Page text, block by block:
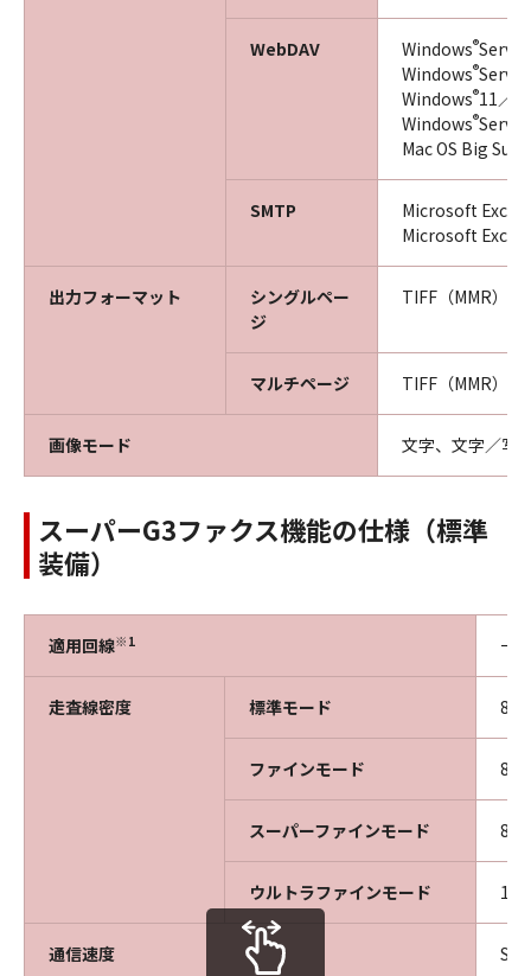
WebDAV Windows®
Windows®
Windows®11／
Windows®
Mac OS Big Sur
SMTP
Microsoft
Microsoft
出力フォーマット
シングルペー
ジ
TIFF（MMR）
マルチページ TIFF（MMR）
画像モード 文字、文字／写
スーパーG3ファクス機能の仕様（標準
装備）
適用回線※1 一
走査線密度 標準モード 8
ファインモード 8
スーパーファインモード 8
ウルトラファインモード 16
通信速度